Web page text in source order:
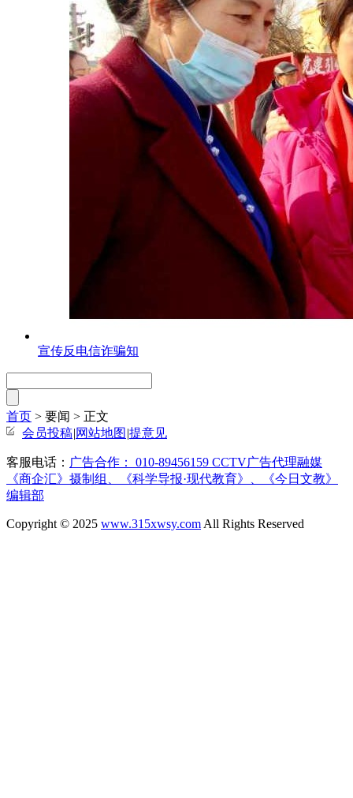
宣传反电信诈骗知
首页 > 要闻 > 正文
会员投稿|网站地图 |提意见
客服电话： 广告合作： 010-89456159 CCTV广告代理融媒
《商企汇》摄制组、《科学导报·现代教育》、《今日文教》
编辑部
Copyright © 2025 www.315xwsy.com All Rights Reserved